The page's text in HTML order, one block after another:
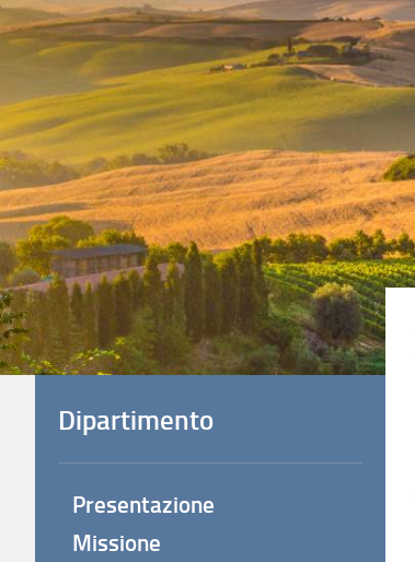
Dipartimento
Presentazione
Missione